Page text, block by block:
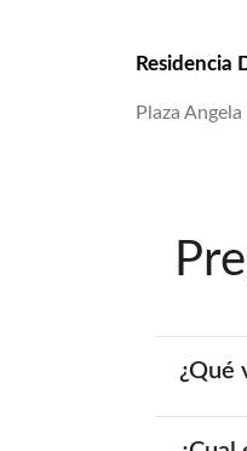
Residencia
Plaza
¿Qué